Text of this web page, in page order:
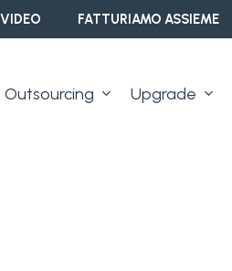
VIDEO FATTURIAMO ASSIEME
Outsourcing Upgrade